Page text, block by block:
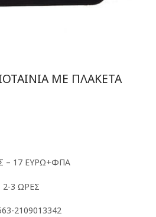
ΜΕ ΠΛΑΚΈΤΑ
– 17 ΕΥΡΩ+ΦΠΑ
3 ΩΡΕΣ
2109013342